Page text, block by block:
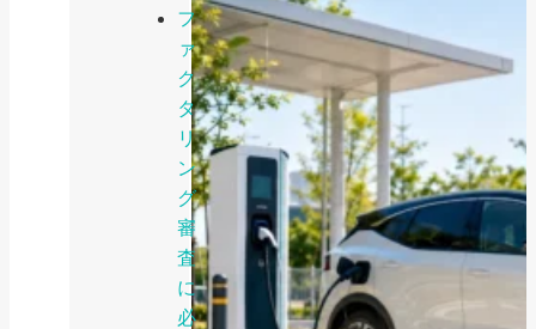
フ
ァ
ク
タ
リ
ン
グ
審
査
に
必